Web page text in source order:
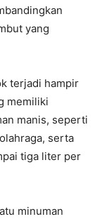
yang
terjadi hampir
memiliki
manis, seperti
serta
tiga liter per
minuman